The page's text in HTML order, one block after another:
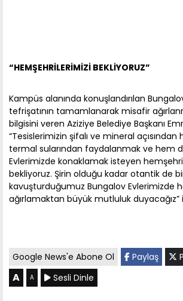
“HEMŞEHRİLERİMİZİ BEKLİYORUZ”
Kampüs alanında konuşlandırılan
tefrişatının tamamlanarak misafir
bilgisini veren Aziziye Belediye Başkanı
“Tesislerimizin şifalı ve mineral
termal sularından faydalanmak ve hem
Evlerimizde konaklamak isteyen
bekliyoruz. Şirin olduğu kadar otantik de
kavuşturduğumuz Bungalov Evlerimizde
ağırlamaktan büyük mutluluk duyacağız”
Google News'e Abone Ol Paylaş
A A Sesli Dinle